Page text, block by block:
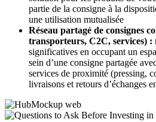
partie de la consigne à la
une utilisation mutualisée
Réseau partagé de consignes
transporteurs, C2C, services) :
significatives en occupant un
sein d’une consigne partagée
services de proximité (pressing,
livraisons et retours d’échanges